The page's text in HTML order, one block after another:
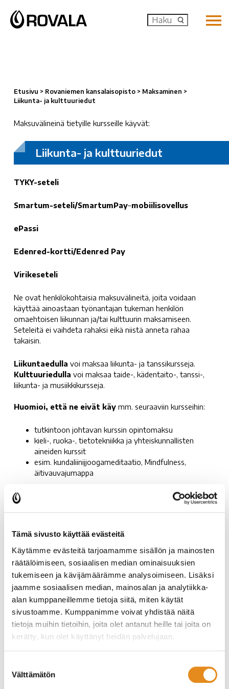
Tämä sivusto käyttää evästeitä
Käytämme evästeitä tarjoamamme sisällön ja mainosten
räätälöimiseen, sosiaalisen median ominaisuuksien
tukemiseen ja kävijämäärämme analysoimiseen. Lisäksi
jaamme sosiaalisen median, mainosalan ja analytiikka-
alan kumppaneillemme tietoja siitä, miten käytät
sivustoamme. Kumppanimme voivat yhdistää näitä
tietoja muihin tietoihin, joita olet antanut heille tai joita on
kerätty, kun olet käyttänyt heidän palvelujaan.
valinta
Välttämätön
Etusivu > Rovaniemen kansalaisopisto > Maksaminen >
Liikunta- ja kulttuuriedut
Maksuvälineinä tietyille kursseille käyvät:
Liikunta- ja kulttuuriedut
TYKY-seteli
Smartum-seteli/SmartumPay–mobiilisovellus
ePassi
Edenred-kortti/Edenred Pay
Virikeseteli
Ne ovat henkilökohtaisia maksuvälineitä, joita voidaan
käyttää ainoastaan työnantajan tukeman henkilön
omaehtoisen liikunnan ja/tai kulttuurin maksamiseen.
Seteleitä ei vaihdeta rahaksi eikä niistä anneta rahaa
takaisin.
Liikuntaedullavoi maksaa liikunta- ja tanssikursseja.
Kulttuuriedullavoi maksaa taide-, kädentaito-, tanssi-,
liikunta- ja musiikkikursseja.
Huomioi, että ne eivät käymm. seuraaviin kursseihin:
tutkintoon johtavan kurssin opintomaksu
kieli-, ruoka-, tietotekniikka ja yhteiskunnallisten
aineiden kurssit
esim. kundaliinijjoogameditaatio, Mindfulness,
äitivauvajumappa
TYKY-seteli, Smartum-seteli, Virikeseteli, Edenred-
kortti:
SmartumPay, Edenred-mobiili:Voit ilmoittautua
netissä, ja sen jälkeen tehdä maksun kurssin hinnalla
Smartumin/Edenredin mobiilisovelluksessa. Lähetä sen
jälkeen kuva kuitista osoitteeseen
ePassi:Voit maksaa kurssimaksun suoraan netissä
ilmoittautumisen yhteydessä maksupainikkeiden kautta.
anneta rahaa takaisin. Mikäli opisto peruu kurssin, opiskelija
voi siirtää maksun toiseen kurssiin. Kuitenkin ePassilla